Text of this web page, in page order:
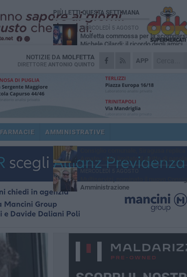
APP
NOTIZIE DA MOLFETTA
DIRETTORE ANTONIO QUINTO
FARMACIE AMMINISTRATIVE
PIÙ LETTI QUESTA SETTIMANA
MERCOLEDÌ 5 AGOSTO
Molfetta commossa per la
Michele Cilardi: il ricordo degli amici
GIOVEDÌ 6 AGOSTO
Marittimo molfettese muore a bordo
SABATO 1 AGOSTO
accompagnatori per gli scuolabus:
pubblicato il bando
Molfetta piange Marta Maria Pisani,
maestra della sartoria molfettese
SABATO 1 AGOSTO
Amato: «Mai limitato il diritto di parola,
fatto rispettare il regolamento»
MERCOLEDÌ 5 AGOSTO
Amministrazione